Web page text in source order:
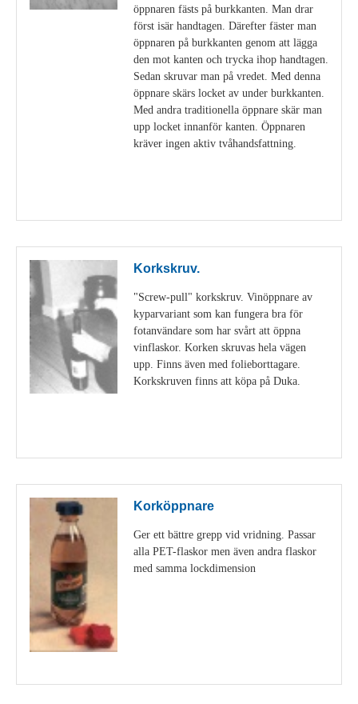
öppnaren fästs på burkkanten. Man drar
först isär handtagen. Därefter fäster man
öppnaren på burkkanten genom att lägga
den mot kanten och trycka ihop handtagen.
Sedan skruvar man på vredet. Med denna
öppnare skärs locket av under burkkanten.
Med andra traditionella öppnare skär man
upp locket innanför kanten. Öppnaren
kräver ingen aktiv tvåhandsfattning.
Korkskruv.
"Screw-pull" korkskruv. Vinöppnare av
kyparvariant som kan fungera bra för
fotanvändare som har svårt att öppna
vinflaskor. Korken skruvas hela vägen
upp. Finns även med folieborttagare.
Korkskruven finns att köpa på Duka.
Korköppnare
Ger ett bättre grepp vid vridning. Passar
alla PET-flaskor men även andra flaskor
med samma lockdimension